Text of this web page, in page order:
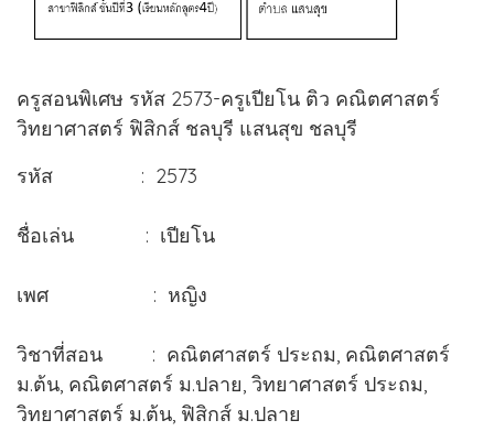
ครูสอนพิเศษ รหัส 2573-ครูเปียโน ติว คณิตศาสตร์
วิทยาศาสตร์ ฟิสิกส์ ชลบุรี แสนสุข ชลบุรี
รหัส : 2573
ชื่อเล่น : เปียโน
เพศ : หญิง
วิชาที่สอน : คณิตศาสตร์ ประถม, คณิตศาสตร์
ม.ต้น, คณิตศาสตร์ ม.ปลาย, วิทยาศาสตร์ ประถม,
วิทยาศาสตร์ ม.ต้น, ฟิสิกส์ ม.ปลาย